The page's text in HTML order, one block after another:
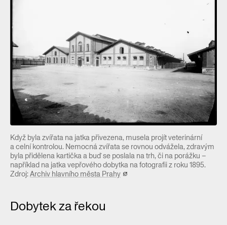
Když byla zvířata na jatka přivezena, musela projít veterinární
a celní kontrolou. Nemocná zvířata se rovnou odvážela, zdravým
byla přidělena kartička a buď se poslala na trh, či na porážku –
například na jatka vepřového dobytka na fotografii z roku 1895.
Zdroj:Archiv hlavního města Prahy
Dobytek za řekou